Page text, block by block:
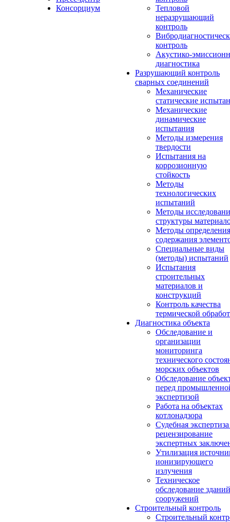
Консорциум
Тепловой
неразрушающий
контроль
контроль
Акустико-
диагностика
Разрушающий контроль
сварных соединений
Механические
статические
Механические
динамические
испытания
Методы измерения
твердости
Испытания на
коррозионную
стойкость
Методы
технологических
испытаний
Методы
структуры
Методы определения
содержания
Специальные виды
(методы) испытаний
Испытания
строительных
материалов и
конструкций
Контроль качества
термической
Диагностика объекта
Обследование и
организации
мониторинга
технического
морских объектов
Обследование
перед
экспертизой
Работа на объектах
котлонадзора
Судебная
рецензирование
экспертных
Утилизация
ионизирующего
излучения
Техническое
обследование
сооружений
Строительный контроль
Строительный